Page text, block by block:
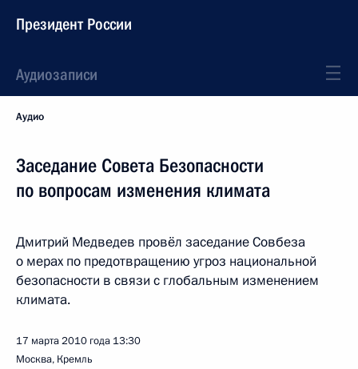
Президент России
Аудиозаписи
Аудио
Заседание Совета Безопасности
по вопросам изменения климата
Дмитрий Медведев провёл заседание Совбеза
о мерах по предотвращению угроз национальной
безопасности в связи с глобальным изменением
климата.
17 марта 2010 года 13:30
Москва, Кремль